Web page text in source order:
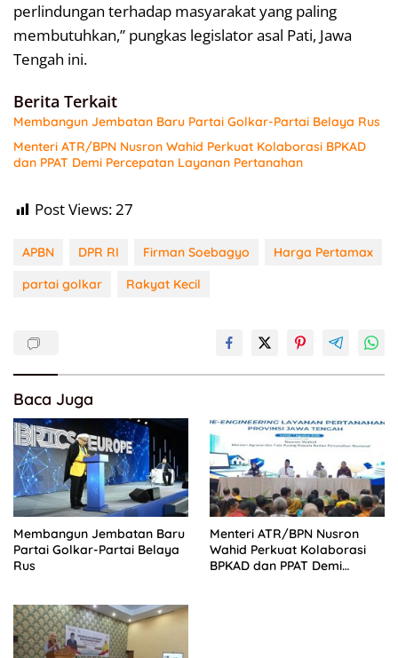
perlindungan terhadap masyarakat yang paling
membutuhkan,” pungkas legislator asal Pati, Jawa
Tengah ini.
Berita Terkait
Membangun Jembatan Baru Partai Golkar-Partai Belaya Rus
Menteri ATR/BPN Nusron Wahid Perkuat Kolaborasi BPKAD
dan PPAT Demi Percepatan Layanan Pertanahan
Post Views:27
APBN DPR RI Firman Soebagyo
Harga Pertamax
partai golkar
Rakyat Kecil
Baca Juga
Membangun Jembatan Baru
Partai Golkar-Partai Belaya
Rus
Menteri ATR/BPN Nusron
Wahid Perkuat Kolaborasi
BPKAD dan PPAT Demi